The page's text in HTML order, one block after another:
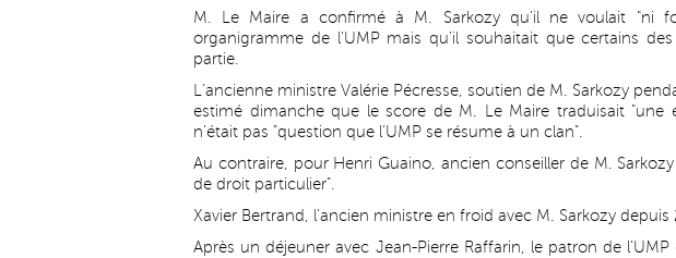
M. Le Maire a confirmé à M. Sarkozy qu'il ne voulait "ni
organigramme de l'UMP mais qu'il souhaitait que certains
partie.
L'ancienne ministre Valérie Pécresse, soutien de M. Sarkozy
estimé dimanche que le score de M. Le Maire traduisait "une
n'était pas "question que l'UMP se résume à un clan".
Au contraire, pour Henri Guaino, ancien conseiller de M.
de droit particulier".
Xavier Bertrand, l'ancien ministre en froid avec M. Sarkozy depuis
Après un déjeuner avec Jean-Pierre Raffarin, le patron de